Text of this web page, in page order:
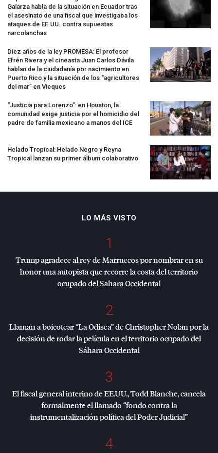
Galarza habla de la situación en Ecuador tras
el asesinato de una fiscal que investigaba los
ataques de EE.UU. contra supuestas
narcolanchas
Diez años de la ley PROMESA: El profesor
Efrén Rivera y el cineasta Juan Carlos Dávila
hablan de la ciudadanía por nacimiento en
Puerto Rico y la situación de los “agricultores
del mar” en Vieques
“Justicia para Lorenzo”: en Houston, la
comunidad exige justicia por el homicidio del
padre de familia mexicano a manos del ICE
Helado Tropical: Helado Negro y Reyna
Tropical lanzan su primer álbum colaborativo
LO MÁS VISTO
1
Trump agradece al rey de Marruecos por nombrar en su
honor una autopista que recorre la costa del territorio
ocupado del Sahara Occidental
2
Llaman a boicotear “La Odisea” de Christopher Nolan por la
decisión de rodar la película en el territorio ocupado del
Sáhara Occidental
3
El fiscal general interino de EE.UU., Todd Blanche, cancela
formalmente el llamado “fondo contra la
instrumentalización política del Poder Judicial”
4